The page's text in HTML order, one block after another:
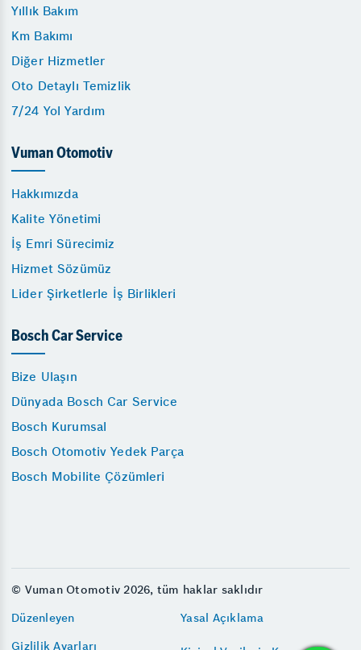
Yıllık Bakım
Km Bakımı
Diğer Hizmetler
Oto Detaylı Temizlik
7/24 Yol Yardım
Vuman Otomotiv
Hakkımızda
Kalite Yönetimi
İş Emri Sürecimiz
Hizmet Sözümüz
Lider Şirketlerle İş Birlikleri
Bosch Car Service
Bize Ulaşın
Dünyada Bosch Car Service
Bosch Kurumsal
Bosch Otomotiv Yedek Parça
Bosch Mobilite Çözümleri
© Vuman Otomotiv 2026, tüm haklar saklıdır
Düzenleyen
Yasal Açıklama
Gizlilik Ayarları